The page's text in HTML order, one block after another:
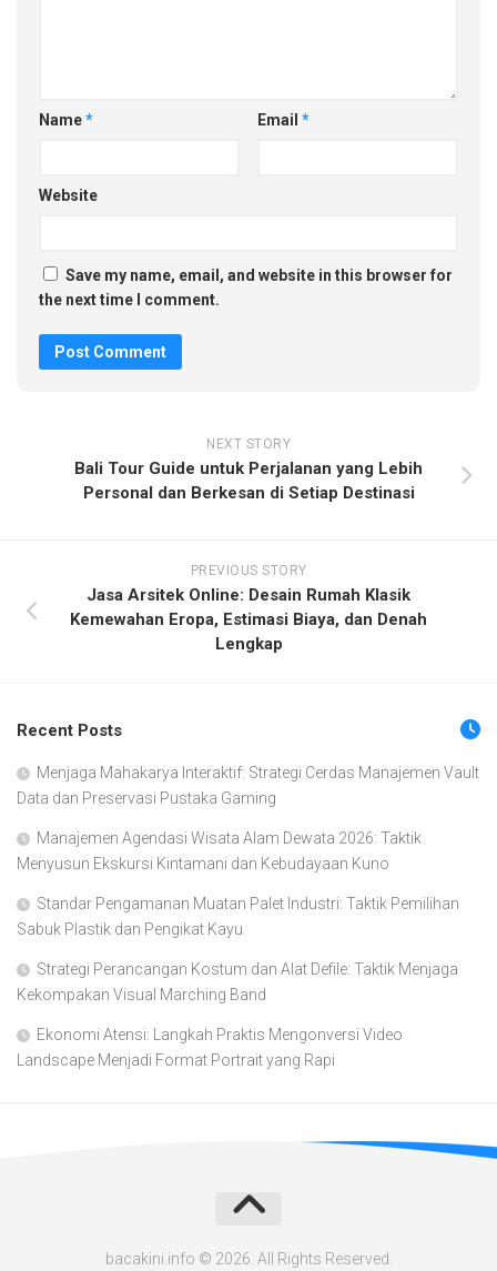
Name* Email *
Website
Save my name, email, and website in this browser for
the next time I comment.
NEXT STORY
Bali Tour Guide untuk Perjalanan yang Lebih
Personal dan Berkesan di Setiap Destinasi
PREVIOUS STORY
Jasa Arsitek Online: Desain Rumah Klasik
Kemewahan Eropa, Estimasi Biaya, dan Denah
Lengkap
Recent Posts
Menjaga Mahakarya Interaktif: Strategi Cerdas Manajemen Vault
Data dan Preservasi Pustaka Gaming
Manajemen Agendasi Wisata Alam Dewata 2026: Taktik
Menyusun Ekskursi Kintamani dan Kebudayaan Kuno
Standar Pengamanan Muatan Palet Industri: Taktik Pemilihan
Sabuk Plastik dan Pengikat Kayu
Strategi Perancangan Kostum dan Alat Defile: Taktik Menjaga
Kekompakan Visual Marching Band
Ekonomi Atensi: Langkah Praktis Mengonversi Video
Landscape Menjadi Format Portrait yang Rapi
bacakini.info © 2026. All Rights Reserved.